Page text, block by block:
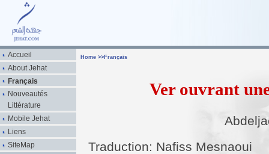
Accueil
About Jehat
Français
Nouveautés
Littérature
Mobile Jehat
Liens
SiteMap
Home >> Français
Ver ouvrant
Traduction: Nafiss Mesnaoui